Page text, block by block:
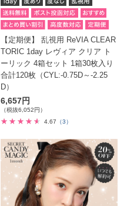
【定期便】 乱視用 ReVIA CLEAR
TORIC 1day レヴィア クリア ト
ーリック 4箱セット 1箱30枚入り
合計120枚（CYL:-0.75D～-2.25
D）
6,657円
（税抜6,052円）
4.67
（3）